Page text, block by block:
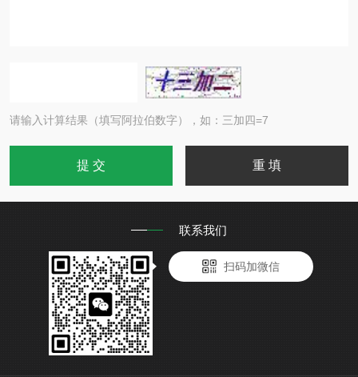
请输入计算结果（填写阿拉伯数字），如：三加四=7
联系我们
扫码加微信